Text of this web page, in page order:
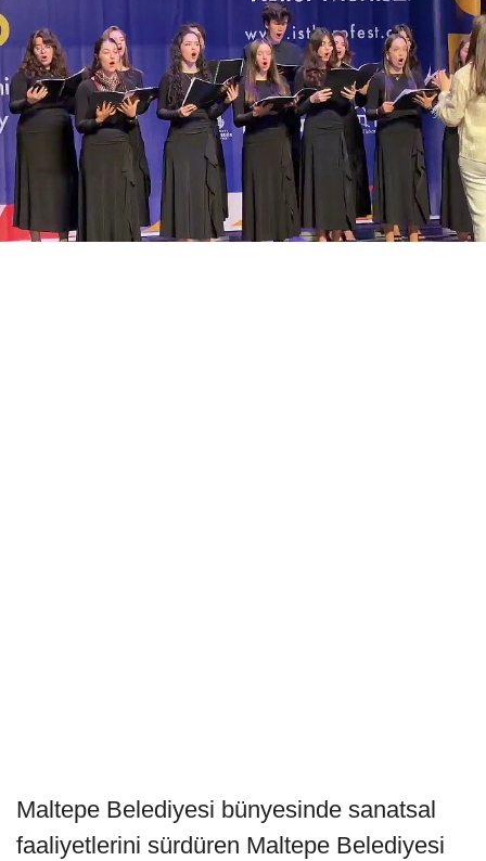
Maltepe Belediyesi bünyesinde sanatsal
faaliyetlerini sürdüren Maltepe Belediyesi